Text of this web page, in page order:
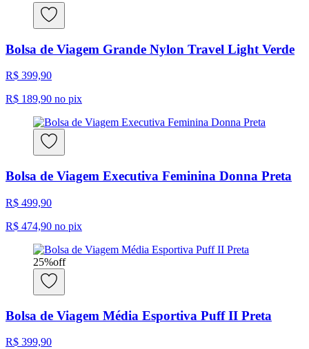
Bolsa de Viagem Grande Nylon Travel Light Verde
R$ 399,90
R$ 189,90 no pix
Bolsa de Viagem Executiva Feminina Donna Preta
R$ 499,90
R$ 474,90 no pix
25%off
Bolsa de Viagem Média Esportiva Puff II Preta
R$ 399,90